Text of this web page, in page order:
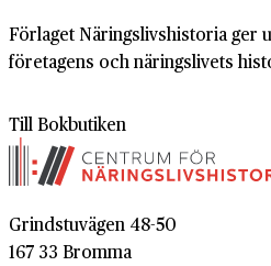
Förlaget Näringslivshistoria ger
företagens och näringslivets
Till Bokbutiken
Grindstuvägen 48-50
167 33 Bromma